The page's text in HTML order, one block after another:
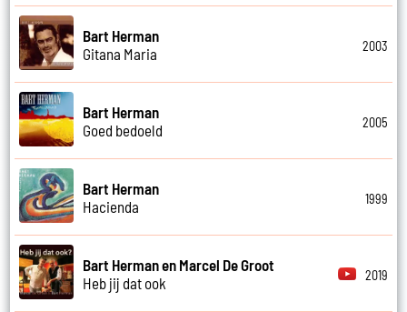
Bart Herman
Gitana Maria
2003
Bart Herman
Goed bedoeld
2005
Bart Herman
Hacienda
1999
Bart Herman en Marcel De Groot
Heb jij dat ook
2019